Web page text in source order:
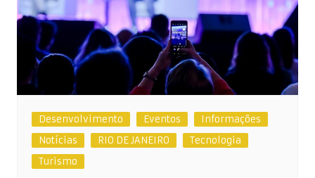
Desenvolvimento Eventos
Informações
Notícias
RIO DE JANEIRO
Tecnologia
Turismo